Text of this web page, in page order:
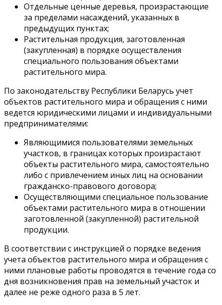
Отдельные ценные деревья, произрастающие
за пределами насаждений, указанных в
предыдущих пунктах;
Растительная продукция, заготовленная
(закупленная) в порядке осуществления
специального пользования объектами
растительного мира.
По законодательству Республики Беларусь учет
объектов растительного мира и обращения с ними
ведется юридическими лицами и индивидуальными
предпринимателями:
Являющимися пользователями земельных
участков, в границах которых произрастают
объекты растительного мира, самостоятельно
либо с привлечением иных лиц на основании
гражданско-правового договора;
Осуществляющими специальное пользование
объектами растительного мира в отношении
заготовленной (закупленной) растительной
продукции.
В соответствии с инструкцией о порядке ведения
учета объектов растительного мира и обращения с
ними плановые работы проводятся в течение года со
дня возникновения прав на земельный участок и
далее не реже одного раза в 5 лет.